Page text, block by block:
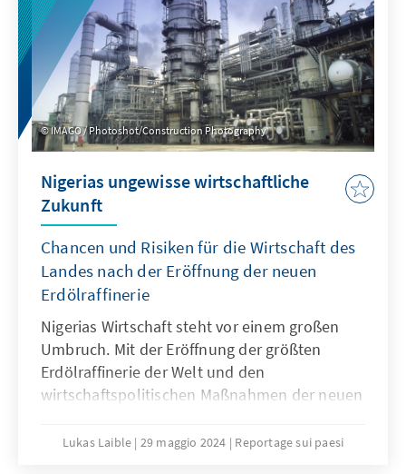
IMAGO / Photoshot/Construction Photography
Nigerias ungewisse wirtschaftliche
Zukunft
Chancen und Risiken für die Wirtschaft des
Landes nach der Eröffnung der neuen
Erdölraffinerie
Nigerias Wirtschaft steht vor einem großen
Umbruch. Mit der Eröffnung der größten
Erdölraffinerie der Welt und den
wirtschaftspolitischen Maßnahmen der neuen
Staat neue finanzielle Spielräume. Dadurch
Lukas Laible 29 maggio 2024 Reportage sui paesi